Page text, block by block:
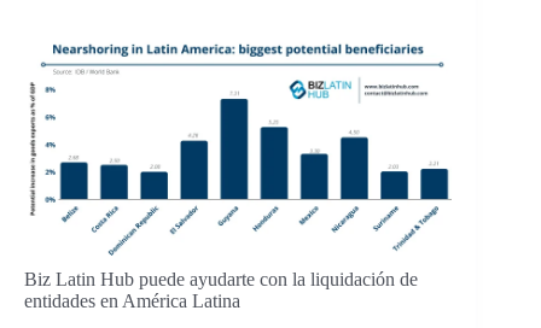
Biz Latin Hub puede ayudarte con la liquidación de
entidades en América Latina